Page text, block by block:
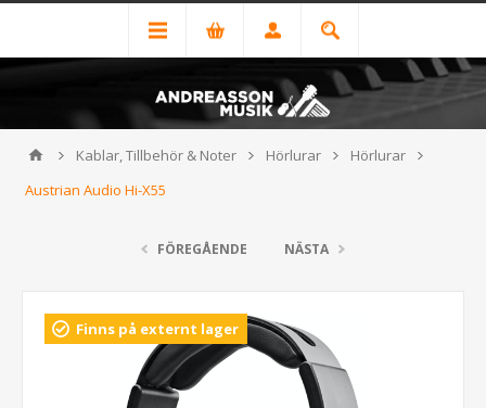
Kablar, Tillbehör & Noter Hörlurar
Hörlurar
Austrian Audio Hi-X55
FÖREGÅENDE NÄSTA
Finns på externt lager